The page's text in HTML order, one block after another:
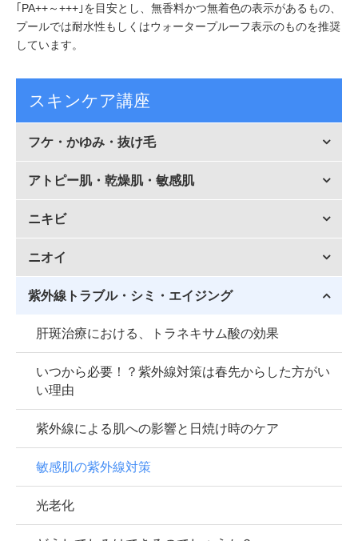
｢PA++～+++｣を目安とし、無香料かつ無着色の表示があるもの、
プールでは耐水性もしくはウォータープルーフ表示のものを推奨
しています。
スキンケア講座
フケ・かゆみ・抜け毛
アトピー肌・乾燥肌・敏感肌
ニキビ
ニオイ
紫外線トラブル・シミ・エイジング
肝斑治療における、トラネキサム酸の効果
いつから必要！？紫外線対策は春先からした方がい
い理由
紫外線による肌への影響と日焼け時のケア
敏感肌の紫外線対策
光老化